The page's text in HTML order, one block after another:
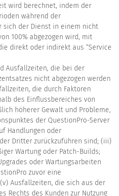
wird berechnet, indem der
während der
sich der Dienst in einem nicht
100% abgezogen wird, mit
direkt oder indirekt aus “Service
Ausfallzeiten, die bei der
nicht abgezogen werden
die durch Faktoren
des Einflussbereiches von
höherer Gewalt und Probleme,
der QuestionPro-Server
Handlungen oder
Dritter zurückzuführen sind; (iii)
Wartung oder Patch-Builds;
oder Wartungsarbeiten
zuvor eine
Ausfallzeiten, die sich aus der
Rechts des Kunden zur Nutzung